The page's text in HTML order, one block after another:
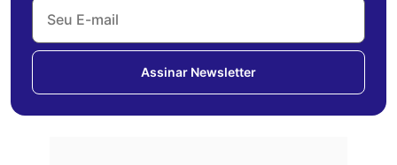
Assinar Newsletter